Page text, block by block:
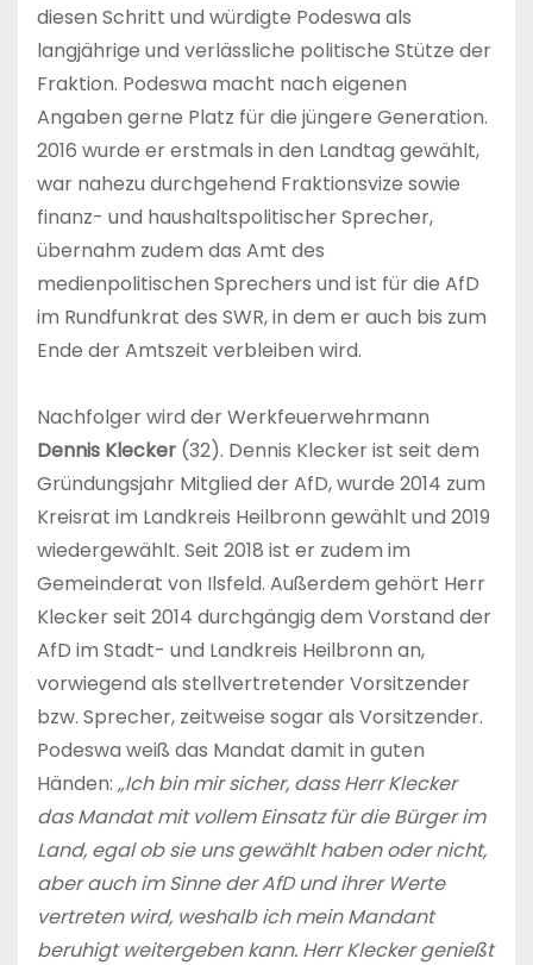
diesen Schritt und würdigte Podeswa als
langjährige und verlässliche politische Stütze der
Fraktion. Podeswa macht nach eigenen
Angaben gerne Platz für die jüngere Generation.
2016 wurde er erstmals in den Landtag gewählt,
war nahezu durchgehend Fraktionsvize sowie
finanz- und haushaltspolitischer Sprecher,
übernahm zudem das Amt des
medienpolitischen Sprechers und ist für die AfD
im Rundfunkrat des SWR, in dem er auch bis zum
Ende der Amtszeit verbleiben wird.
Nachfolger wird der Werkfeuerwehrmann
Dennis Klecker (32). Dennis Klecker ist seit dem
Gründungsjahr Mitglied der AfD, wurde 2014 zum
Kreisrat im Landkreis Heilbronn gewählt und 2019
wiedergewählt. Seit 2018 ist er zudem im
Gemeinderat von Ilsfeld. Außerdem gehört Herr
Klecker seit 2014 durchgängig dem Vorstand der
AfD im Stadt- und Landkreis Heilbronn an,
vorwiegend als stellvertretender Vorsitzender
bzw. Sprecher, zeitweise sogar als Vorsitzender.
Podeswa weiß das Mandat damit in guten
Händen: „Ich bin mir sicher, dass Herr Klecker
das Mandat mit vollem Einsatz für die Bürger im
Land, egal ob sie uns gewählt haben oder nicht,
aber auch im Sinne der AfD und ihrer Werte
vertreten wird, weshalb ich mein Mandant
beruhigt weitergeben kann. Herr Klecker genießt